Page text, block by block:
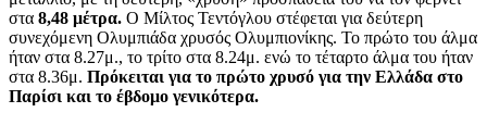
στα 8,48 μέτρα. O Μίλτος Τεντόγλου στέφεται για δεύτερη
συνεχόμενη Ολυμπιάδα χρυσός Ολυμπιονίκης. Το πρώτο του άλμα
ήταν στα 8.27μ., το τρίτο στα 8.24μ. ενώ το τέταρτο άλμα του ήταν
στα 8.36μ. Πρόκειται για το πρώτο χρυσό για την Ελλάδα στο
Παρίσι και το έβδομο γενικότερα.